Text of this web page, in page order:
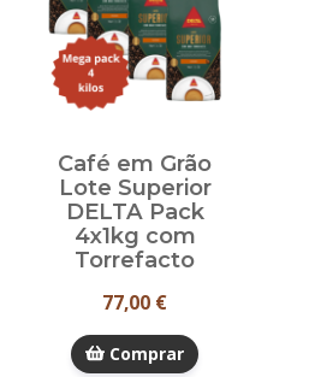
Café em Grão
Lote Superior
DELTA Pack
4x1kg com
Torrefacto
77,00 €
Comprar